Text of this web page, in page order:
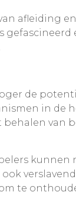
afleiding
de
in de
van
te